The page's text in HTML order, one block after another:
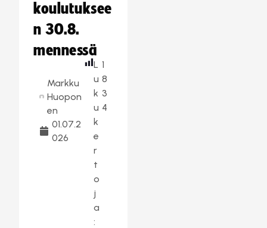
koulutuksee
n 30.8.
mennessä
Markku
Huopon
en
01.07.2
026
L
u
k
u
k
e
r
t
o
j
a
:
1
8
3
4